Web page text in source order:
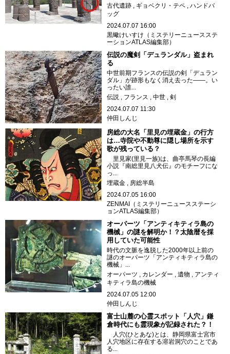
古代遺跡
ギョベクリ・テペ
ハンドバ
ッグ
2024.07.07 16:00
黒蠍けいすけ（ミステリーニュースステ
ーションATLAS編集部）
伝説の魔剣「デュランダル」盗まれ
る
中世前期フランスの伝説の剣「デュラン
ダル」が跡形もなく消え去った――。い
ったい誰...
伝説
フランス 中世
剣
2024.07.07 11:30
仲田しんじ
房総の大名「里見の埋蔵金」の行方
は…寺院や不動尊に隠し場所を示す
歌が残っている？
里見家(里見一族)は、曲亭馬琴の長編
小説『南総里見八犬伝』のモチーフにな
っ...
埋蔵金
房総半島
2024.07.05 16:00
ZENMAI（ミステリーニュースステーシ
ョンATLAS編集部）
オーパーツ「アンティキティラ島の
機械」の謎を解明か！？太陰暦を採
用していた可能性
時代の文脈を逸脱した2000年以上前の
謎のオーパーツ「アンティキティラ島の
機械」...
オーパーツ
カレンダー 遺物
アンティ
キティラ島の機械
2024.07.05 12:00
仲田しんじ
富士山麓の心霊スポット「人穴」鎌
倉時代にも霊現象が記録された？！
人穴(ひとあな)とは、静岡県富士宮市
人穴地区に存在する溶岩洞穴のことであ
る...